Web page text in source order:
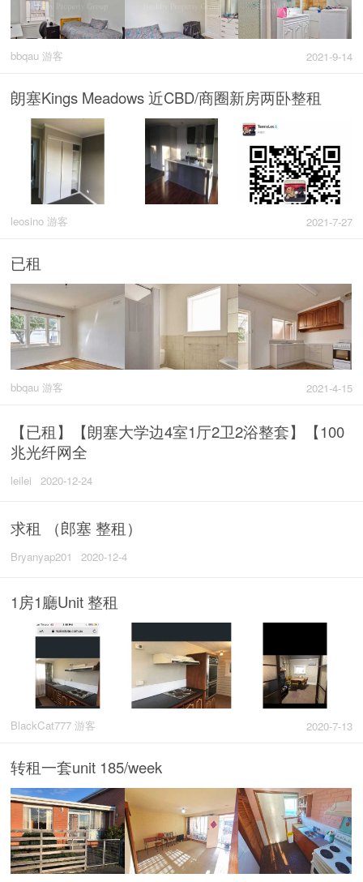
bbqau 游客 2021-9-14
朗塞Kings Meadows 近CBD/商圈新房两卧整租
leosino 游客 2021-7-27
已租
bbqau 游客 2021-4-15
【已租】【朗塞大学边4室1厅2卫2浴整套】【100
兆光纤网全
leilei 2020-12-24
求租 （郎塞 整租）
Bryanyap201 2020-12-4
1房1廳Unit 整租
BlackCat777 游客 2020-7-13
转租一套unit 185/week